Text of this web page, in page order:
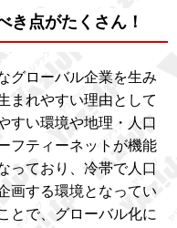
き点がたくさん！
グローバル企業を生み
まれやすい理由として
すい環境や地理・人口
フティーネットが機能
っており、冷帯で人口
画する環境となってい
とで、グローバル化に